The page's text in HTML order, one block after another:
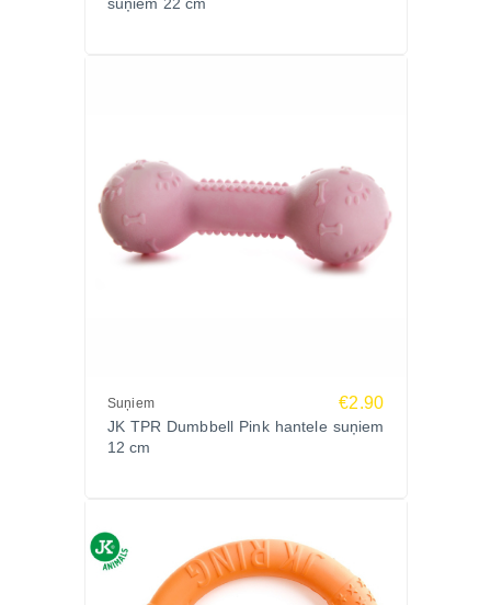
Suņiem €2.90
JK TPR Dumbbell Pink hantele suņiem
12 cm